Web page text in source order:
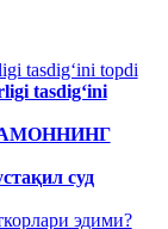
tasdig‘ini
суд